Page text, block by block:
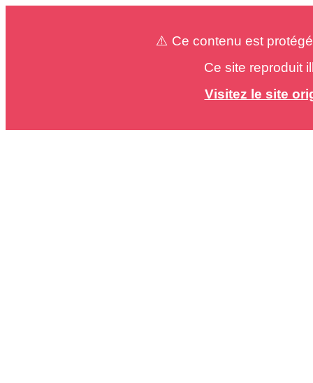
⚠️ Ce contenu est
Ce site reproduit
Visitez le site